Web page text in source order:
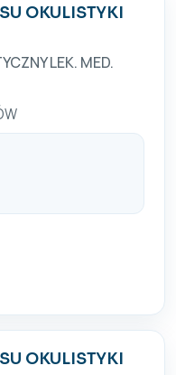
OKULISTYKI
LEK. MED.
OKULISTYKI